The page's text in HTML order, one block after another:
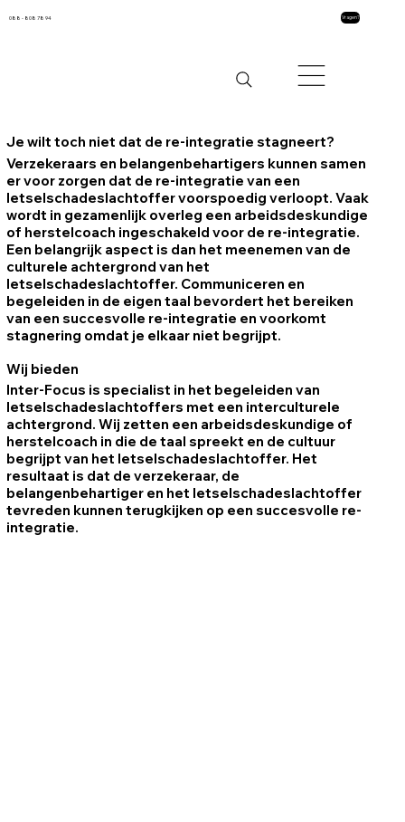
088 - 808 78 94 Vragen?
Je wilt toch niet dat de re-integratie stagneert?
Verzekeraars en belangenbehartigers kunnen samen
er voor zorgen dat de re-integratie van een
letselschadeslachtoffer voorspoedig verloopt. Vaak
wordt in gezamenlijk overleg een arbeidsdeskundige
of herstelcoach ingeschakeld voor de re-integratie.
Een belangrijk aspect is dan het meenemen van de
culturele achtergrond van het
letselschadeslachtoffer. Communiceren en
begeleiden in de eigen taal bevordert het bereiken
van een succesvolle re-integratie en voorkomt
stagnering omdat je elkaar niet begrijpt.
Wij bieden
Inter-Focus is specialist in het begeleiden van
letselschadeslachtoffers met een interculturele
achtergrond. Wij zetten een arbeidsdeskundige of
herstelcoach in die de taal spreekt en de cultuur
begrijpt van het letselschadeslachtoffer. Het
resultaat is dat de verzekeraar, de
belangenbehartiger en het letselschadeslachtoffer
tevreden kunnen terugkijken op een succesvolle re-
integratie.